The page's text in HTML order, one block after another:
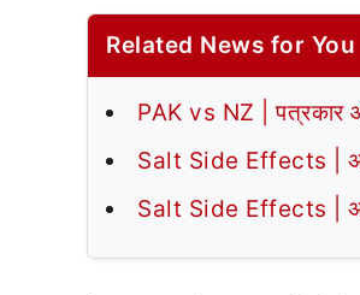
Related News for You
PAK vs NZ | पत्रकार
Salt Side Effects |
Salt Side Effects |